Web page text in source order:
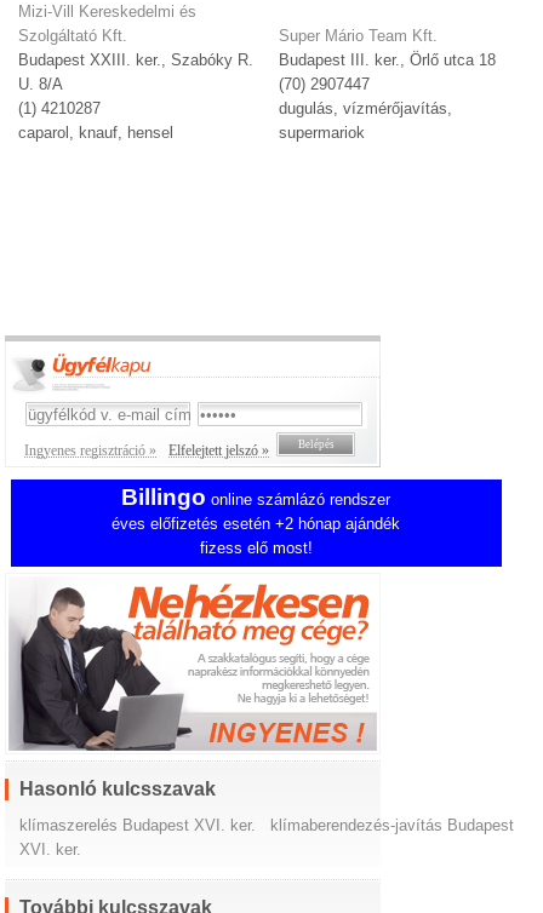
Mizi-Vill Kereskedelmi és
Szolgáltató Kft.
Budapest XXIII. ker., Szabóky R.
U. 8/A
(1) 4210287
caparol, knauf, hensel
Super Mário Team Kft.
Budapest III. ker., Örlő utca 18
(70) 2907447
dugulás, vízmérőjavítás,
supermariok
Ingyenes regisztráció » Elfelejtett jelszó »
Billingo online számlázó rendszer
éves előfizetés esetén +2 hónap ajándék
fizess elő most!
Hasonló kulcsszavak
klímaszerelés Budapest XVI. ker.
klímaberendezés-javítás Budapest
XVI. ker.
További kulcsszavak